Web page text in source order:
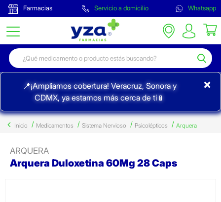
Farmacias Servicio a domicilio Whatsapp
📍¡Ampliamos cobertura! Veracruz, Sonora y
CDMX, ya estamos más cerca de ti📱
×
Inicio Medicamentos Sistema Nervioso Psicolépticos Arquera
ARQUERA
Arquera Duloxetina 60Mg 28 Caps